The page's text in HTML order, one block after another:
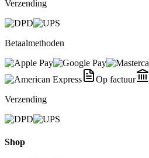
Verzending
Betaalmethoden
Op factuur
Verzending
Shop